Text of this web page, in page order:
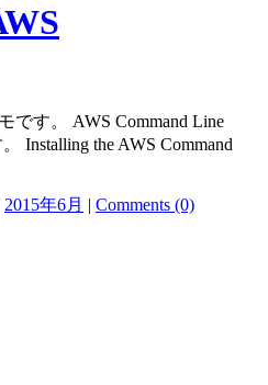
です。 AWS Command Line
Installing the AWS Command
2015年6月 | Comments (0)